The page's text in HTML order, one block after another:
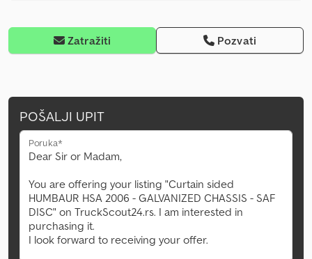
Zatražiti Pozvati
POŠALJI UPIT
Poruka*